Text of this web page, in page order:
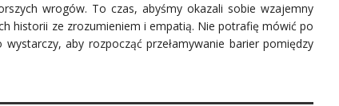
wrogów. To czas, abyśmy okazali sobie wzajemny
historii ze zrozumieniem i empatią. Nie potrafię mówić po
aby rozpocząć przełamywanie barier pomiędzy